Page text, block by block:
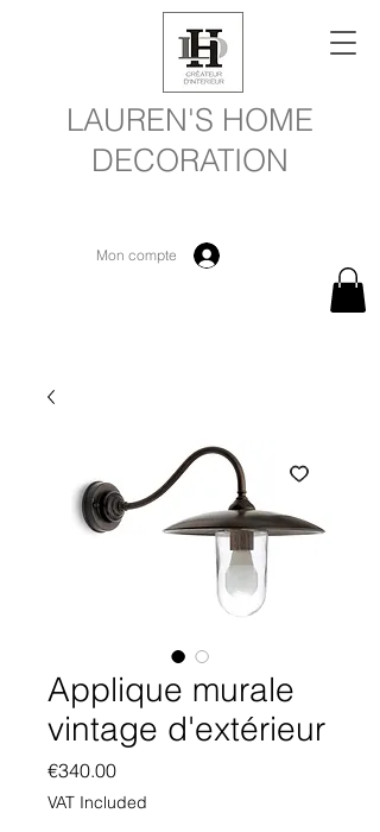
LAUREN'S HOME
DECORATION
Mon compte
Applique murale
vintage d'extérieur
€340.00Price
VAT Included